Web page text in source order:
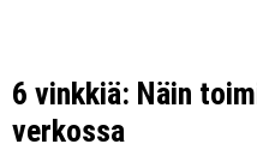
6 vinkkiä: Näin
verkossa